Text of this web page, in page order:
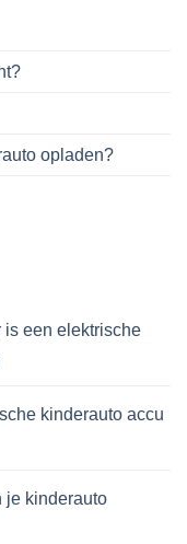
opladen?
is een elektrische
kinderauto accu
je kinderauto